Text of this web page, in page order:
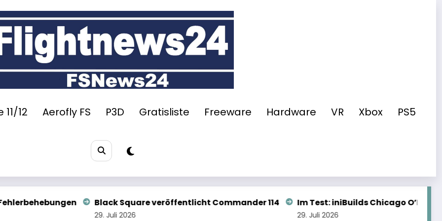
12 Aerofly FS P3D Gratisliste Freeware Hardware VR Xbox PS5
veröffentlicht Commander 114 Im Test: iniBuilds Chicago O’Hare für den MSFS 2024 Synaptic